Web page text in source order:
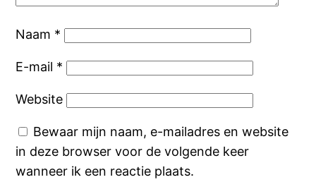
Naam *
E-mail *
Website
Bewaar mijn naam, e-mailadres en website
in deze browser voor de volgende keer
wanneer ik een reactie plaats.